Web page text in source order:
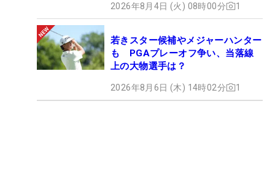
2026年8月4日 (火) 08時00分 1
若きスター候補やメジャーハンター
も PGAプレーオフ争い、当落線
上の大物選手は？
2026年8月6日 (木) 14時02分 1